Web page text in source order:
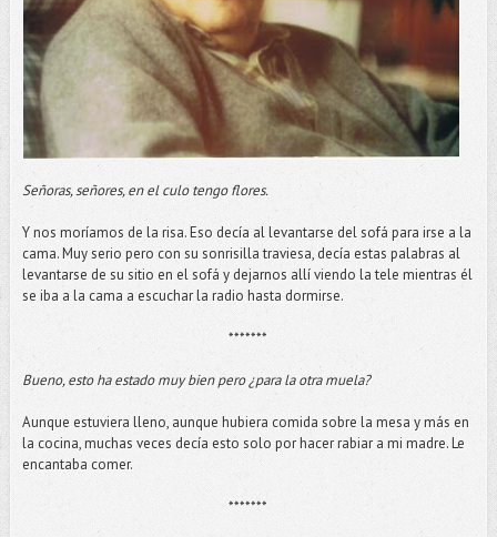
Señoras, señores, en el culo tengo flores.
Y nos moríamos de la risa. Eso decía al levantarse del sofá para irse a la
cama. Muy serio pero con su sonrisilla traviesa, decía estas palabras al
levantarse de su sitio en el sofá y dejarnos allí viendo la tele mientras él
se iba a la cama a escuchar la radio hasta dormirse.
*******
Bueno, esto ha estado muy bien pero ¿para la otra muela?
Aunque estuviera lleno, aunque hubiera comida sobre la mesa y más en
la cocina, muchas veces decía esto solo por hacer rabiar a mi madre. Le
encantaba comer.
*******